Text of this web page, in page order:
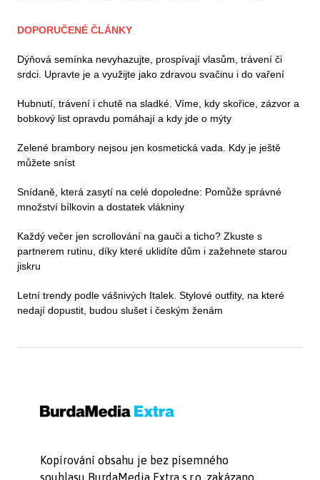
DOPORUČENÉ ČLÁNKY
Dýňová semínka nevyhazujte, prospívají vlasům, trávení či
srdci. Upravte je a využijte jako zdravou svačinu i do vaření
Hubnutí, trávení i chutě na sladké. Víme, kdy skořice, zázvor a
bobkový list opravdu pomáhají a kdy jde o mýty
Zelené brambory nejsou jen kosmetická vada. Kdy je ještě
můžete sníst
Snídaně, která zasytí na celé dopoledne: Pomůže správné
množství bílkovin a dostatek vlákniny
Každý večer jen scrollování na gauči a ticho? Zkuste s
partnerem rutinu, díky které uklidíte dům i zažehnete starou
jiskru
Letní trendy podle vášnivých Italek. Stylové outfity, na které
nedají dopustit, budou slušet i českým ženám
Kopírování obsahu je bez písemného
souhlasu BurdaMedia Extra s.r.o. zakázano